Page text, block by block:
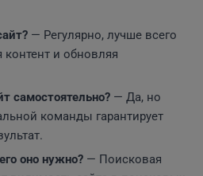
— Регулярно, лучше всего
контент и обновляя
самостоятельно? — Да, но
команды гарантирует
оно нужно? — Поисковая